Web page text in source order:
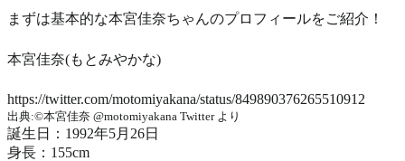
まずは基本的な本宮佳奈ちゃんのプロフィールをご紹介！
本宮佳奈(もとみやかな)
https://twitter.com/motomiyakana/status/849890376265510912
出典:©本宮佳奈‏ @motomiyakana Twitter より
誕生日：1992年5月26日
身長：155cm